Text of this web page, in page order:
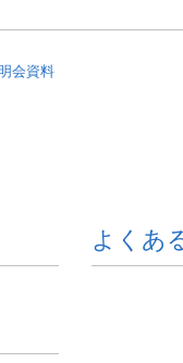
会資料
よくあ